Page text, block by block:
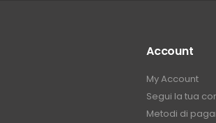
Account
My Account
Segui la tua
Metodi di